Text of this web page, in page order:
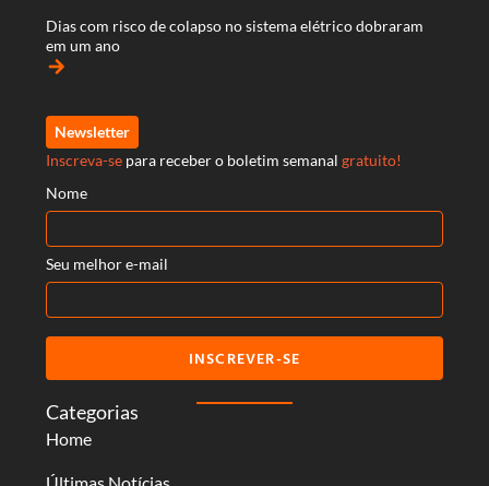
Categorias
Home
Dias com risco de colapso no sistema elétrico dobraram
em um ano
arrow_forward
Newsletter
Inscreva-se para receber o boletim semanal gratuito!
Nome
Seu melhor e-mail
INSCREVER-SE